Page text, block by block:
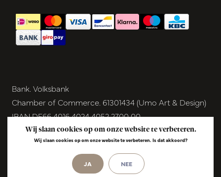
Bank. Volksbank
Chamber of Commerce. 61301434 (Umo Art & Design)
IBAN DE66 4016 4024 4052 2700 00
BIC GENODEM1GRN
VAT NL854291040B01
© Copyright 2026 - Umo Art & Design |
Wij slaan cookies op om onze website te verbeteren.
Wij slaan cookies op om onze website te verbeteren. Is dat akkoord?
JA NEE